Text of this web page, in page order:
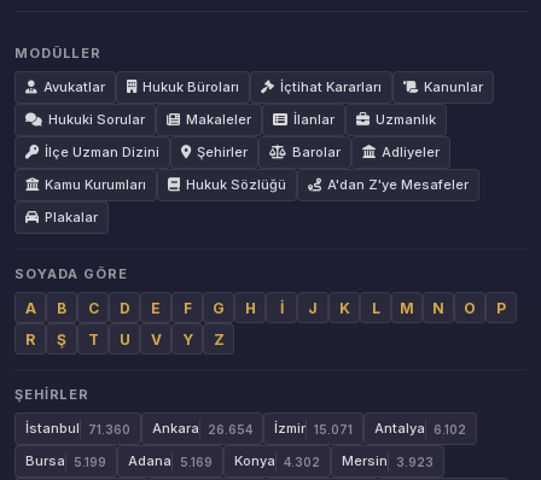
MODÜLLER
Avukatlar
Hukuk Büroları İçtihat Kararları
Kanunlar
Hukuki Sorular
Makaleler İlanlar
Uzmanlık
İlçe Uzman Dizini
Şehirler Barolar
Adliyeler
Kamu Kurumları
Hukuk Sözlüğü
A'dan Z'ye Mesafeler
Plakalar
SOYADA GÖRE
A B C D E F G H İ J K L M N O
P
R
Ş T U V Y Z
ŞEHIRLER
İstanbul
71.360 Ankara 26.654 İzmir 15.071 Antalya 6.102
Bursa 5.199 Adana 5.169 Konya 4.302 Mersin 3.923